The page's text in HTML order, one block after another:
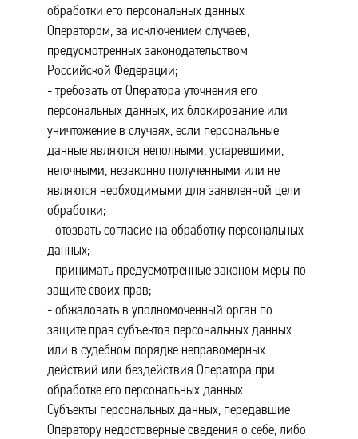
обработки его персональных данных
Оператором, за исключением случаев,
предусмотренных законодательством
Российской Федерации;
- требовать от Оператора уточнения его
персональных данных, их блокирование или
уничтожение в случаях, если персональные
данные являются неполными, устаревшими,
неточными, незаконно полученными или не
являются необходимыми для заявленной цели
обработки;
- отозвать согласие на обработку персональных
данных;
- принимать предусмотренные законом меры по
защите своих прав;
- обжаловать в уполномоченный орган по
защите прав субъектов персональных данных
или в судебном порядке неправомерных
действий или бездействия Оператора при
обработке его персональных данных.
Субъекты персональных данных, передавшие
Оператору недостоверные сведения о себе, либо